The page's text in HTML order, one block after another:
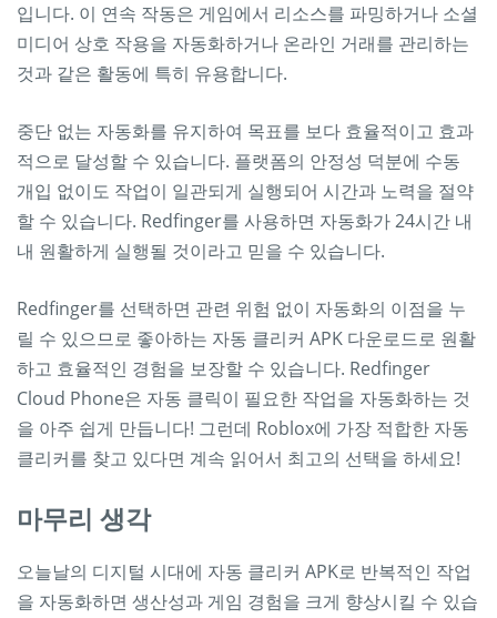
입니다. 이 연속 작동은 게임에서 리소스를 파밍하거나 소셜
미디어 상호 작용을 자동화하거나 온라인 거래를 관리하는
것과 같은 활동에 특히 유용합니다.
중단 없는 자동화를 유지하여 목표를 보다 효율적이고 효과
적으로 달성할 수 있습니다. 플랫폼의 안정성 덕분에 수동
개입 없이도 작업이 일관되게 실행되어 시간과 노력을 절약
할 수 있습니다. Redfinger를 사용하면 자동화가 24시간 내
내 원활하게 실행될 것이라고 믿을 수 있습니다.
Redfinger를 선택하면 관련 위험 없이 자동화의 이점을 누
릴 수 있으므로 좋아하는 자동 클리커 APK 다운로드로 원활
하고 효율적인 경험을 보장할 수 있습니다. Redfinger
Cloud Phone은 자동 클릭이 필요한 작업을 자동화하는 것
을 아주 쉽게 만듭니다! 그런데 Roblox에 가장 적합한 자동
클리커를 찾고 있다면 계속 읽어서 최고의 선택을 하세요!
마무리 생각
오늘날의 디지털 시대에 자동 클리커 APK로 반복적인 작업
을 자동화하면 생산성과 게임 경험을 크게 향상시킬 수 있습